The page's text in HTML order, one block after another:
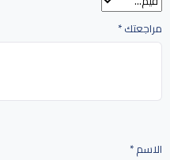
مراجعتك*
الاسم*